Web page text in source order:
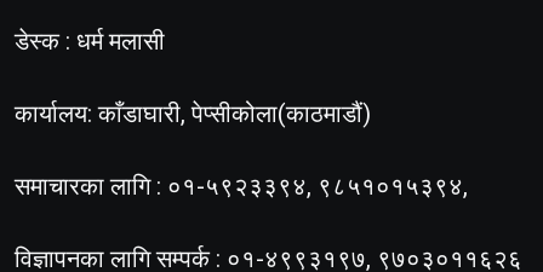
डेस्क : धर्म मलासी
कार्यालय: काँडाघारी, पेप्सीकोला(काठमाडौं)
समाचारका लागि : ०१-५९२३३९४, ९८५१०१५३९४,
विज्ञापनका लागि सम्पर्क : ०१-४९९३१९७, ९७०३०११६२६